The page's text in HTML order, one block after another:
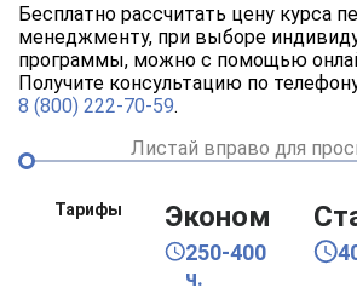
Бесплатно рассчитать цену курса
менеджменту, при выборе
программы, можно с помощью
Получите консультацию по
8 (800) 222-70-59.
Листай вправо для
Тарифы Эконом
250-400
ч.